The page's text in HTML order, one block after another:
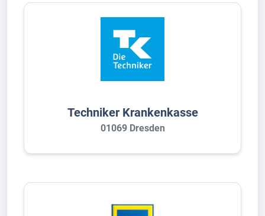
Techniker Krankenkasse
01069 Dresden